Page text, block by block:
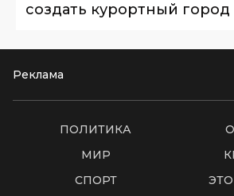
создать курортный город
Реклама
ПОЛИТИКА
МИР
СПОРТ